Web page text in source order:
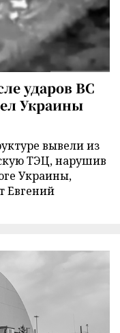
ударов ВС
Украины
вывели из
ТЭЦ, нарушив
Украины,
Евгений